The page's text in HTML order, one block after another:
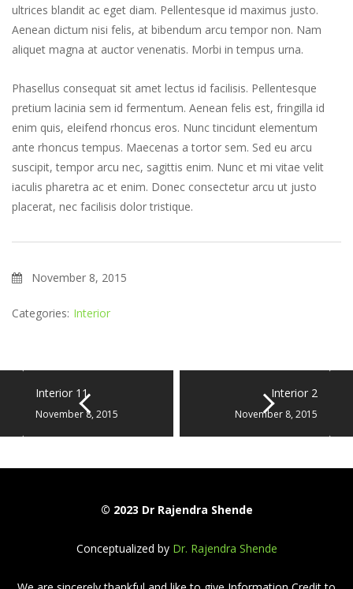
ultrices blandit ac eget diam. Pellentesque id maximus justo.
Aenean dictum nisi felis, at bibendum arcu tempor non. Nam
aliquet magna at auctor venenatis. Morbi in tempus urna.
Phasellus consequat sit amet lectus id facilisis. Pellentesque
pretium lacinia sem id fermentum. Aenean felis est, fringilla id
enim quis, eleifend rhoncus eros. Nunc tincidunt elementum
ante rhoncus tempus. Maecenas a tortor sem. Sed eu arcu
suscipit, tempor arcu nec, sagittis enim. Nunc et mi vitae velit
iaculis pharetra ac et enim. Donec consectetur arcu ut justo
placerat, nec facilisis dolor tristique.
November 8, 2015
Categories: Interior
Interior 11
November 8, 2015
Interior 2
November 8, 2015
© 2023 Dr Rajendra Shende
Conceptualized by Dr. Rajendra Shende